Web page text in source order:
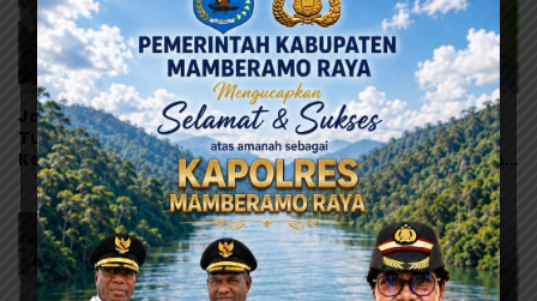
Jangan Asal Simpulkan!
Tunggu Hasil Lab Dugaan
Keracunan MBG
Orang Tua Kecewa,
Korban MBG Depapre
Dipulangkan Saat Masih
Muntah dan Diare